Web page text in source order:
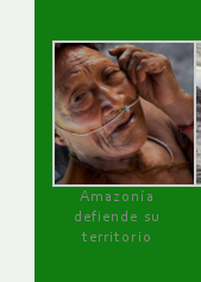
Amazonía
defiende su
territorio